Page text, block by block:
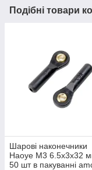
Подібні товари
Шарові наконечники
Haoye М3 6.5x3x32
50 шт в пакуванні